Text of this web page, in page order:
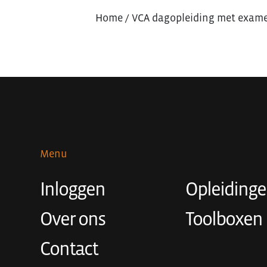
Home/ VCA dagopleiding met
Menu
Inloggen
Over ons
Toolboxen
Contact